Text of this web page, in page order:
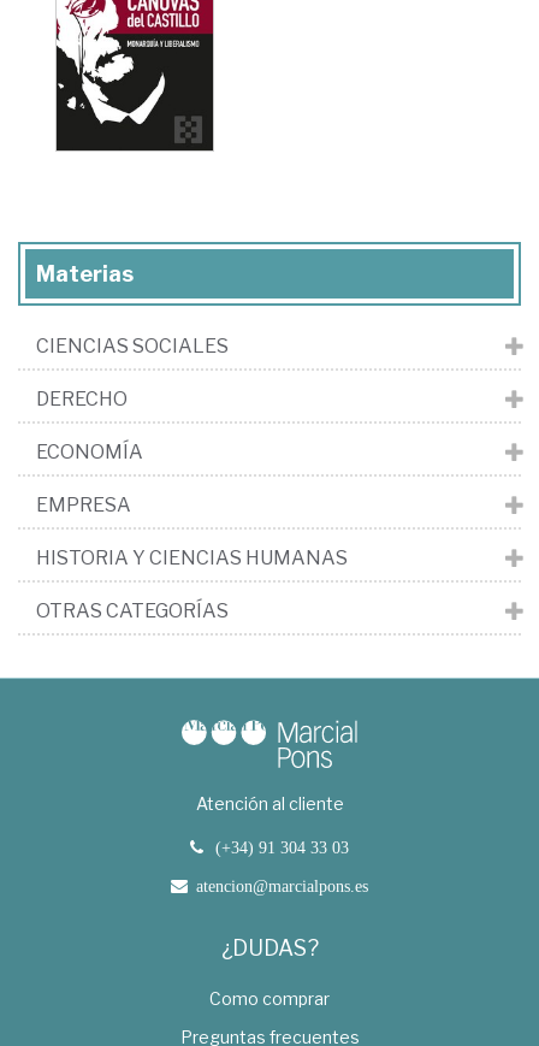
Materias
CIENCIAS SOCIALES
DERECHO
ECONOMÍA
EMPRESA
HISTORIA Y CIENCIAS HUMANAS
OTRAS CATEGORÍAS
Atención al cliente
(+34) 91 304 33 03
atencion@marcialpons.es
¿DUDAS?
Como comprar
Preguntas frecuentes